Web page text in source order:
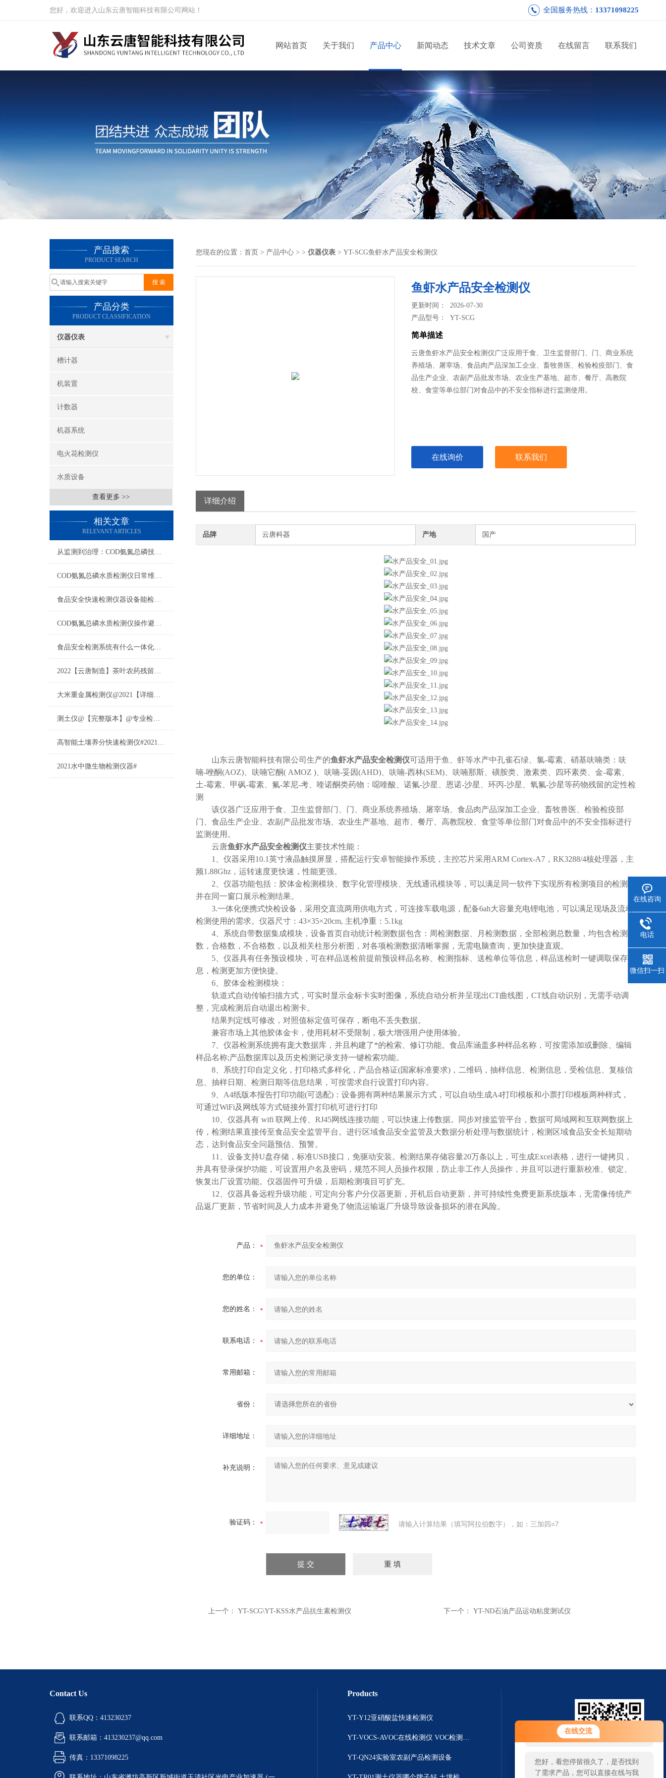
在线交流
您好！欢迎前来咨询，很高兴为您
服务，请问您要咨询什么问题呢？
您好，看您停留很久了，是否找到
了需求产品，您可以直接在线与我
您好，欢迎进入山东云唐智能科技有限公司网站！ 全国服务热线： 13371098225
网站首页 关于我们 产品中心 新闻动态 技术文章 公司资质 在线留言 联系我们
产品搜索
PRODUCT SEARCH
产品分类
PRODUCT CLASSIFICATION
仪器仪表
槽计器
机装置
计数器
机器系统
电火花检测仪
水质设备
查看更多 >>
相关文章
RELEVANT ARTICLES
从监测到治理：COD氨氮总磷技术的双领域实战解析
COD氨氮总磷水质检测仪日常维护与试剂管理，降低故障率就靠这几招
食品安全快速检测仪器设备能检什么？一张表说清适用范围
COD氨氮总磷水质检测仪操作避坑指南：这几个步骤直接影响数据准确性
食品安全检测系统有什么一体化配置·2023仪器仪表推荐·山东云唐
2022【云唐制造】茶叶农药残留检测仪多少钱一台@山东云唐仪器仪表制造
大米重金属检测仪@2021【详细版本】@专业检测大米重金属仪器仪表
测土仪@【完整版本】@专业检测土壤的仪器仪表
高智能土壤养分快速检测仪#2021【土壤养分检测专用仪器仪表】
2021水中微生物检测仪器#
您现在的位置： 首页 > 产品中心 > > 仪器仪表 > YT-SCG鱼虾水产品安全检测仪
鱼虾水产品安全检测仪
更新时间： 2026-07-30
产品型号：YT-SCG
简单描述
云唐鱼虾水产品安全检测仪广泛应用于食、卫生监督部门、门、商业系统
养殖场、屠宰场、食品肉产品深加工企业、畜牧兽医、检验检疫部门、食
品生产企业、农副产品批发市场、农业生产基地、超市、餐厅、高教院
校、食堂等单位部门对食品中的不安全指标进行监测使用。
在线询价 联系我们
详细介绍
品牌 云唐科器 产地 国产
山东云唐智能科技有限公司生产的鱼虾水产品安全检测仪可适用于鱼、虾等水产中孔雀石绿、氯-霉素、硝基呋喃类：呋
喃-唑酮(AOZ)、呋喃它酮( AMOZ )、呋喃-妥因(AHD)、呋喃-西林(SEM)、呋喃那斯、磺胺类、激素类、四环素类、金-霉素、
土-霉素、甲砜-霉素、氟-苯尼-考、喹诺酮类药物：噁喹酸、诺氟-沙星、恩诺-沙星、环丙-沙星、氧氟-沙星等药物残留的定性检
测
该仪器广泛应用于食、卫生监督部门、门、商业系统养殖场、屠宰场、食品肉产品深加工企业、畜牧兽医、检验检疫部
门、食品生产企业、农副产品批发市场、农业生产基地、超市、餐厅、高教院校、食堂等单位部门对食品中的不安全指标进行
监测使用。
云唐鱼虾水产品安全检测仪主要技术性能：
1、仪器采用10.1英寸液晶触摸屏显，搭配运行安卓智能操作系统，主控芯片采用ARM Cortex-A7，RK3288/4核处理器，主
频1.88Ghz，运转速度更快速，性能更强。
2、仪器功能包括：胶体金检测模块、数字化管理模块、无线通讯模块等，可以满足同一软件下实现所有检测项目的检测，
并在同一窗口展示检测结果。
3.一体化便携式快检设备，采用交直流两用供电方式，可连接车载电源，配备6ah大容量充电锂电池，可以满足现场及流动
检测使用的需求。仪器尺寸：43×35×20cm, 主机净重：5.1kg
4、系统自带数据集成模块，设备首页自动统计检测数据包含：周检测数据、月检测数据，全部检测总数量，均包含检测总
数，合格数，不合格数，以及相关柱形分析图，对各项检测数据清晰掌握，无需电脑查询，更加快捷直观。
5、仪器具有任务预设模块，可在样品送检前提前预设样品名称、检测指标、送检单位等信息，样品送检时一键调取保存信
息，检测更加方便快捷。
6、胶体金检测模块：
轨道式自动传输扫描方式，可实时显示金标卡实时图像，系统自动分析并呈现出CT曲线图，CT线自动识别，无需手动调
整，完成检测后自动退出检测卡。
结果判定线可修改，对照值标定值可保存，断电不丢失数据。
兼容市场上其他胶体金卡，使用耗材不受限制，极大增强用户使用体验。
7、仪器检测系统拥有庞大数据库，并且构建了*的检索、修订功能。食品库涵盖多种样品名称，可按需添加或删除、编辑
样品名称;产品数据库以及历史检测记录支持一键检索功能。
8、系统打印自定义化，打印格式多样化，产品合格证(国家标准要求)，二维码，抽样信息、检测信息，受检信息、复核信
息、抽样日期、检测日期等信息结果，可按需求自行设置打印内容。
9、A4纸版本报告打印功能(可选配)：设备拥有两种结果展示方式，可以自动生成A4打印模板和小票打印模板两种样式，
可通过WiFi及网线等方式链接外置打印机可进行打印
10、仪器具有 wifi 联网上传、RJ45网线连接功能，可以快速上传数据。同步对接监管平台，数据可局域网和互联网数据上
传，检测结果直接传至食品安全监管平台。进行区域食品安全监管及大数据分析处理与数据统计，检测区域食品安全长短期动
态，达到食品安全问题预估、预警。
11、设备支持U盘存储，标准USB接口，免驱动安装。检测结果存储容量20万条以上，可生成Excel表格，进行一键拷贝，
并具有登录保护功能，可设置用户名及密码，规范不同人员操作权限，防止非工作人员操作，并且可以进行重新校准、锁定、
恢复出厂设置功能。仪器固件可升级，后期检测项目可扩充。
12、仪器具备远程升级功能，可定向分客户分仪器更新，开机后自动更新，并可持续性免费更新系统版本，无需像传统产
品返厂更新，节省时间及人力成本并避免了物流运输返厂升级导致设备损坏的潜在风险。
产品：
您的单位：
您的姓名：
联系电话：
常用邮箱：
省份：
详细地址：
补充说明：
验证码： 请输入计算结果（填写阿拉伯数字），如：三加四=7
上一个： YT-SCG\YT-KSS水产品抗生素检测仪 下一个： YT-ND石油产品运动粘度测试仪
Contact Us
联系QQ：413230237
联系邮箱：413230237@qq.com
传真：13371098225
Products
YT-Y12亚硝酸盐快速检测仪
YT-VOCS-AVOC在线检测仪 VOC检测仪|TVOC检测仪
YT-QN24实验室农副产品检测设备
在线咨询
电话
微信扫一扫